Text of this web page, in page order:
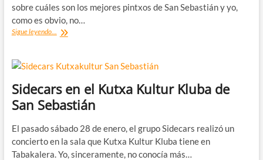
sobre cuáles son los mejores pintxos de San Sebastián y yo,
como es obvio, no…
Sigue leyendo... Los
pintxos
Sebastián
(mi
imprescindible)
Sidecars en el Kutxa Kultur Kluba de
San Sebastián
El pasado sábado 28 de enero, el grupo Sidecars realizó un
concierto en la sala que Kutxa Kultur Kluba tiene en
Tabakalera. Yo, sinceramente, no conocía más…